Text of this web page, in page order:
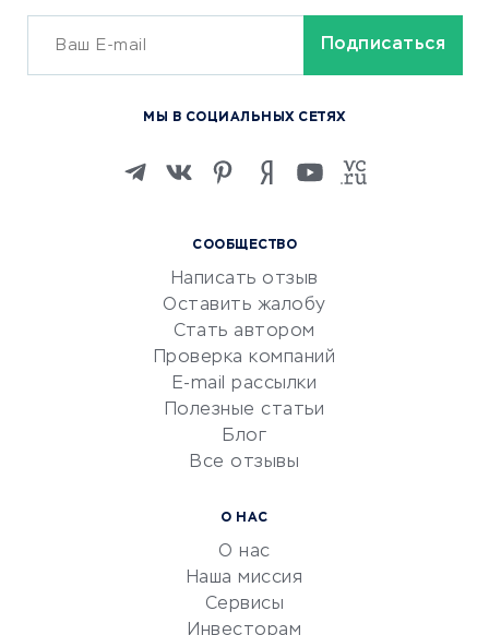
ОБУЧЕНИЕ И РАБОТА
Изучение иностранных
Маркетинг и продажи
Репетиторство
Красота и здоровье
Сервисы по поиску работы
Сетевой маркетинг
УСЛУГИ ДЛЯ БИЗНЕСА
СООБЩЕСТВО
Написать отзыв
Оставить жалобу
Стать автором
Проверка компаний
E-mail рассылки
Полезные статьи
Блог
Все отзывы
О НАС
О нас
Наша миссия
Сервисы
Инвесторам
МЫ В СОЦИАЛЬНЫХ СЕТЯХ